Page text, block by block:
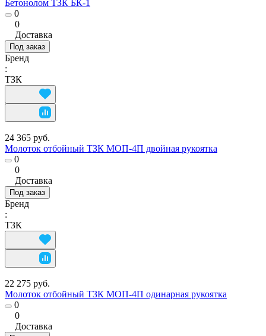
Бетонолом ТЗК БК-1
0
0
Доставка
Под заказ
Бренд
:
ТЗК
24 365 руб.
Молоток отбойный ТЗК МОП-4П двойная рукоятка
0
0
Доставка
Под заказ
Бренд
:
ТЗК
22 275 руб.
Молоток отбойный ТЗК МОП-4П одинарная рукоятка
0
0
Доставка